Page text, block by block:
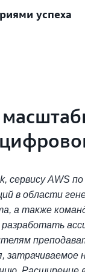
курсов, учебных
решений с
успеха
сервису AWS
в области
а также
разработать
затрачиваемое